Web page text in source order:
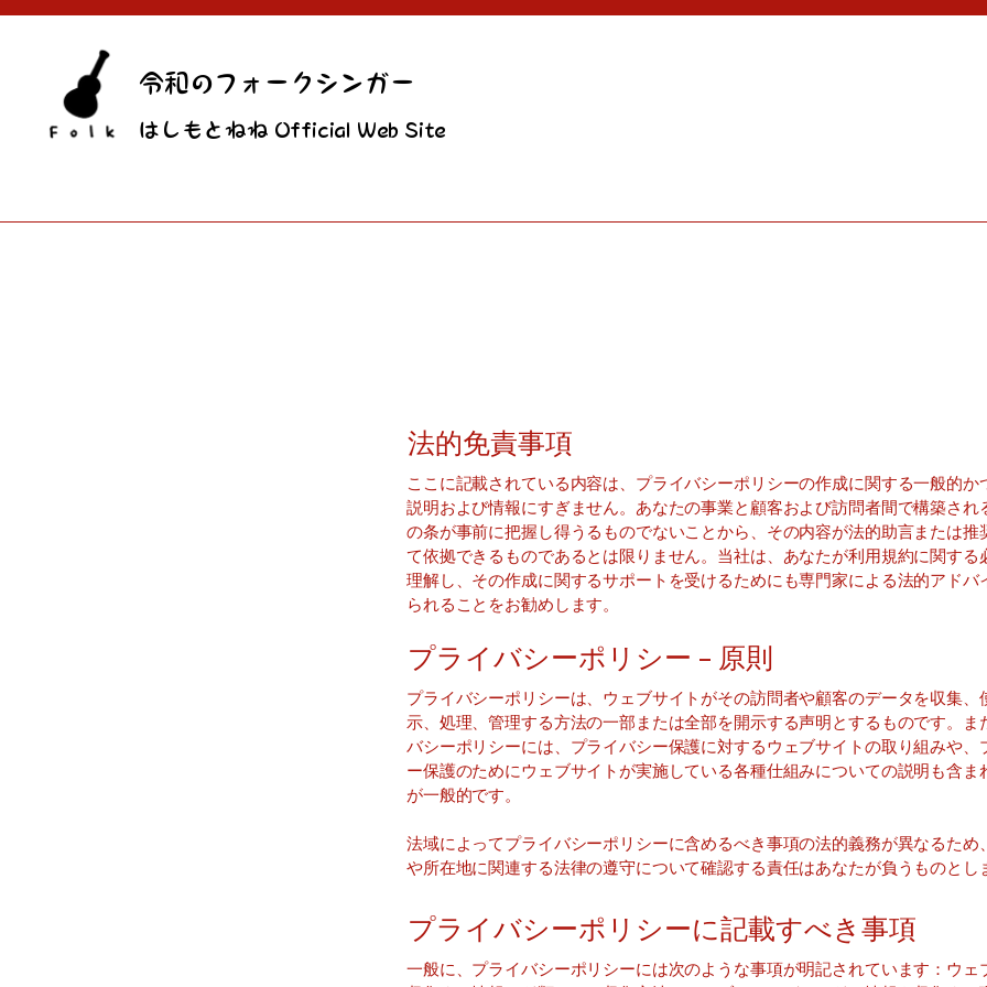
令和のフォークシンガー
​はしもとねね Official Web Site
法的免責事項
ここに記載されている内容は、プライバシーポリシーの作成に関する一般的か
説明および情報にすぎません。あなたの事業と顧客および訪問者間で構築され
の条が事前に把握し得うるものでないことから、その内容が法的助言または推
て依拠できるものであるとは限りません。当社は、あなたが利用規約に関する
理解し、その作成に関するサポートを受けるためにも専門家による法的アドバ
られることをお勧めします。
プライバシーポリシー – 原則
プライバシーポリシーは、ウェブサイトがその訪問者や顧客のデータを収集、
示、処理、管理する方法の一部または全部を開示する声明とするものです。ま
バシーポリシーには、プライバシー保護に対するウェブサイトの取り組みや、
ー保護のためにウェブサイトが実施している各種仕組みについての説明も含ま
が一般的です。
法域によってプライバシーポリシーに含めるべき事項の法的義務が異なるため
や所在地に関連する法律の遵守について確認する責任はあなたが負うものとし
プライバシーポリシーに記載すべき事項
一般に、プライバシーポリシーには次のような事項が明記されています：ウェ